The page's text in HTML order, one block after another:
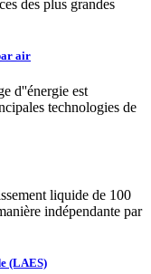
des plus grandes
air
d''énergie est
technologies de
liquide de 100
indépendante par
(LAES)